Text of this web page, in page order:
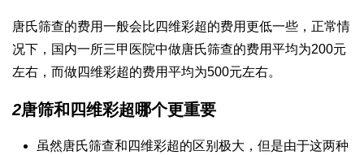
唐氏筛查的费用一般会比四维彩超的费用更低一些，正常情
况下，国内一所三甲医院中做唐氏筛查的费用平均为200元
左右，而做四维彩超的费用平均为500元左右。
2唐筛和四维彩超哪个更重要
虽然唐氏筛查和四维彩超的区别极大，但是由于这两种